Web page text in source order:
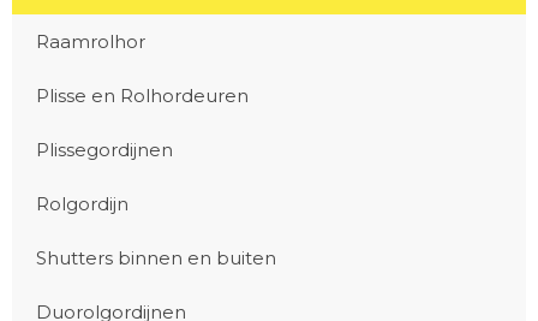
Raamrolhor
Plisse en Rolhordeuren
Plissegordijnen
Rolgordijn
Shutters binnen en buiten
Duorolgordijnen